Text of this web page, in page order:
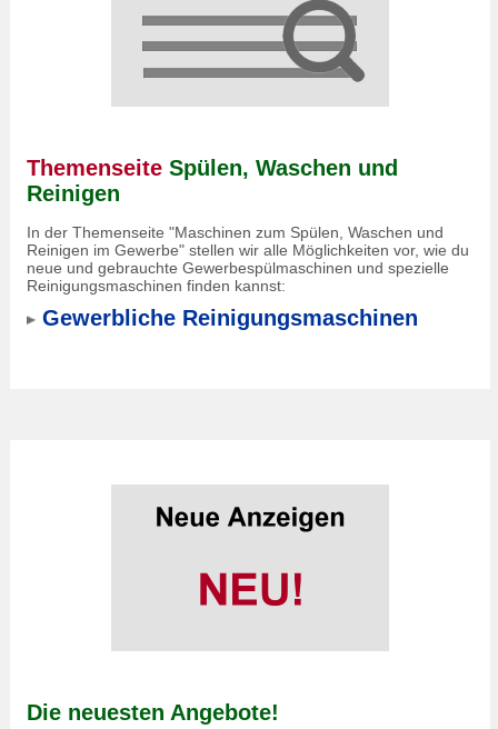
Themenseite Spülen, Waschen und
Reinigen
In der Themenseite "Maschinen zum Spülen, Waschen und
Reinigen im Gewerbe" stellen wir alle Möglichkeiten vor, wie du
neue und gebrauchte Gewerbespülmaschinen und spezielle
Reinigungsmaschinen finden kannst:
Gewerbliche Reinigungsmaschinen
Die neuesten Angebote!